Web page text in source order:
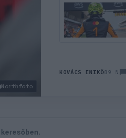
Northfoto
KOVÁCS ENIKŐ89 N